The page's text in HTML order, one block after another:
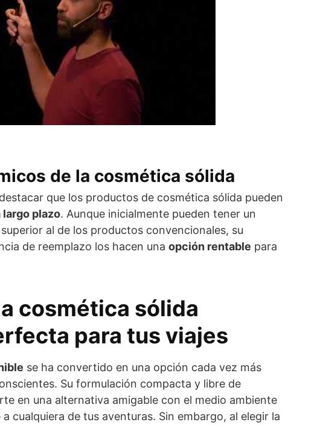
de la cosmética sólida
que los productos de cosmética sólida pueden
plazo. Aunque inicialmente pueden tener un
al de los productos convencionales, su
de reemplazo los hacen una opción rentable para
cosmética sólida
para tus viajes
se ha convertido en una opción cada vez más
Su formulación compacta y libre de
en una alternativa amigable con el medio ambiente
cualquiera de tus aventuras. Sin embargo, al elegir la